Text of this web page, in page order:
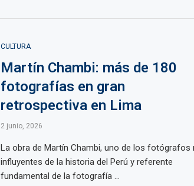
CULTURA
Martín Chambi: más de 180
fotografías en gran
retrospectiva en Lima
2 junio, 2026
La obra de Martín Chambi, uno de los fotógrafos
influyentes de la historia del Perú y referente
fundamental de la fotografía ...